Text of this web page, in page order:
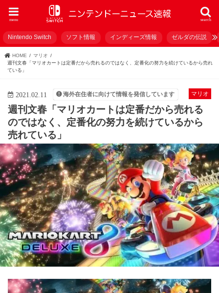
search
menu
Nintendo Switch ソフト情報 インディーズ情報 ゼルダの伝説
HOME
マリオ
週刊文春「マリオカートは定番だから売れるのではなく、定番化の努力を続けているから売れ
ている」
マリオ
2021.02.11 海外在住者に向けて情報を発信しています
週刊文春「マリオカートは定番だから売れる
のではなく、定番化の努力を続けているから
売れている」